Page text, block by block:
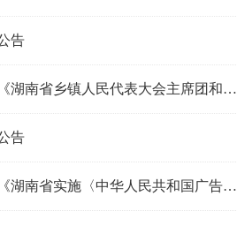
告
湖南省人民代表大会常务委员会关于修改《湖南省乡镇人民代表大会主席团和乡镇人民代表大会主席副主席工作若干规定》等地方性法规的决定
告
湖南省人民代表大会常务委员会关于修改《湖南省实施〈中华人民共和国广告法〉办法》等地方性法规的决定